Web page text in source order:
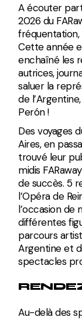
A écouter
2026 du
fréquentation,
Cette année
enchaîné les
autrices,
saluer la
de
Perón !
Des voyages
Aires, en
trouvé leur
midis
de succès. 5
l’Opéra de
l’occasion de
différentes
parcours
Argentine et
spectacles
Au-delà des